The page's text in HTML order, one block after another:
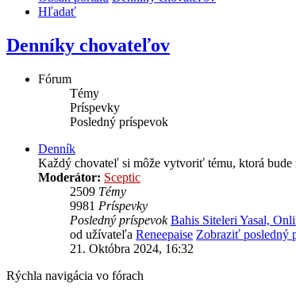
Hľadať
Denníky chovateľov
Fórum
Témy
Príspevky
Posledný príspevok
Denník
Každý chovateľ si môže vytvoriť tému, ktorá bude
Moderátor: Sceptic
2509 Témy
9981 Príspevky
Posledný príspevok Bahis Siteleri Yasal,
od užívateľa Reneepaise Zobraziť posledný
21. Októbra 2024, 16:32
Rýchla navigácia vo fórach